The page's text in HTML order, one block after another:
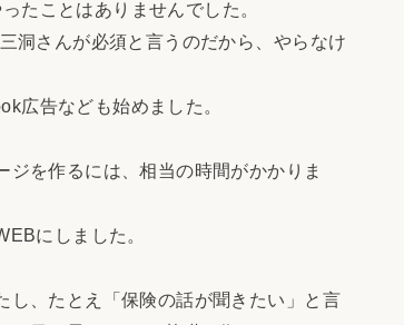
たことはありませんでした。
洞さんが必須と言うのだから、やらなけ
広告なども始めました。
を作るには、相当の時間がかかりま
にしました。
、たとえ「保険の話が聞きたい」と言